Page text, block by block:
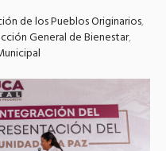
de los Pueblos Originarios,
General de Bienestar,